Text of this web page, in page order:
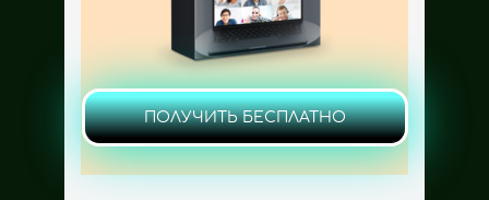
ПОЛУЧИТЬ БЕСПЛАТНО